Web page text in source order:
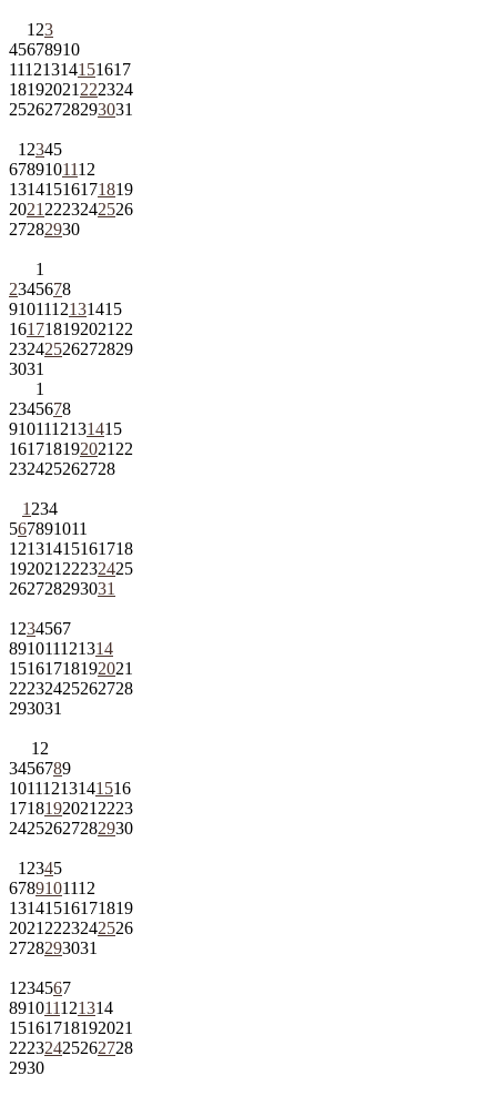
1 23
45678910
11121314151617
18192021 222324
25262728293031
1 2345
6789101112
13141516171819
2021 2223242526
27282930
1
2345678
9101112131415
161718192021 22
23242526272829
3031
1
2345678
9101112131415
161718192021 22
232425262728
1 234
567891011
12131415161718
192021 22232425
262728293031
1 234567
891011121314
15161718192021
22232425262728
293031
1 2
3456789
10111213141516
1718192021 2223
24252627282930
1 2345
6789101112
13141516171819
2021 2223242526
2728293031
1 234567
891011121314
15161718192021
22232425262728
2930